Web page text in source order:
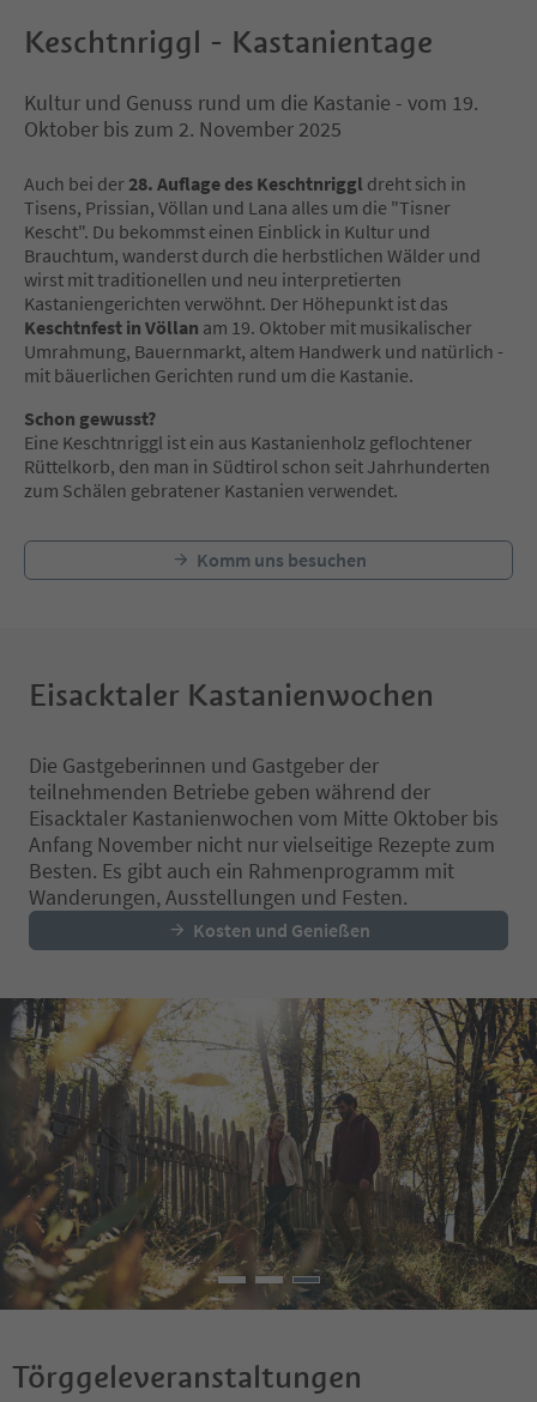
Keschtnriggl - Kastanientage
Kultur und Genuss rund um die Kastanie - vom 19.
Oktober bis zum 2. November 2025
Auch bei der 28. Auflage des Keschtnriggl dreht sich in
Tisens, Prissian, Völlan und Lana alles um die "Tisner
Kescht". Du bekommst einen Einblick in Kultur und
Brauchtum, wanderst durch die herbstlichen Wälder und
wirst mit traditionellen und neu interpretierten
Kastaniengerichten verwöhnt. Der Höhepunkt ist das
Keschtnfest in Völlan am 19. Oktober mit musikalischer
Umrahmung, Bauernmarkt, altem Handwerk und natürlich -
mit bäuerlichen Gerichten rund um die Kastanie.
Schon gewusst?
Eine Keschtnriggl ist ein aus Kastanienholz geflochtener
Rüttelkorb, den man in Südtirol schon seit Jahrhunderten
zum Schälen gebratener Kastanien verwendet.
Komm uns besuchen
Eisacktaler Kastanienwochen
Die Gastgeberinnen und Gastgeber der
teilnehmenden Betriebe geben während der
Eisacktaler Kastanienwochen vom Mitte Oktober bis
Anfang November nicht nur vielseitige Rezepte zum
Besten. Es gibt auch ein Rahmenprogramm mit
Wanderungen, Ausstellungen und Festen.
Kosten und Genießen
Törggeleveranstaltungen